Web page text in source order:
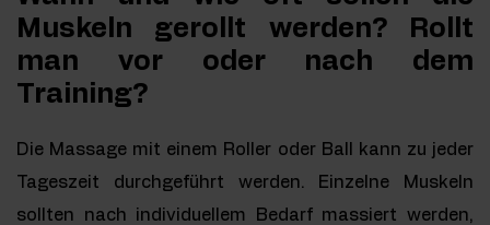
Muskeln gerollt werden? Rollt
man vor oder nach dem
Training?
Die Massage mit einem Roller oder Ball kann zu jeder
Tageszeit durchgeführt werden. Einzelne Muskeln
sollten nach individuellem Bedarf massiert werden,